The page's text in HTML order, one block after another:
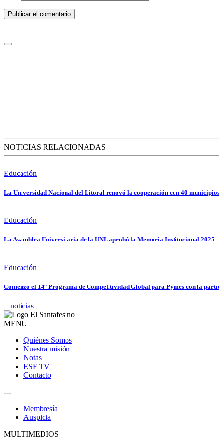
NOTICIAS RELACIONADAS
Educación
La Universidad Nacional del Litoral renovó la cooperación con 40
Educación
La Asamblea Universitaria de la UNL aprobó la Memoria Institucional 2025
Educación
Comenzó el 14° Programa de Competitividad Global para Pymes con la
+ noticias
MENU
Quiénes Somos
Nuestra misión
Notas
ESF TV
Contacto
---
Membresía
Auspicia
MULTIMEDIOS